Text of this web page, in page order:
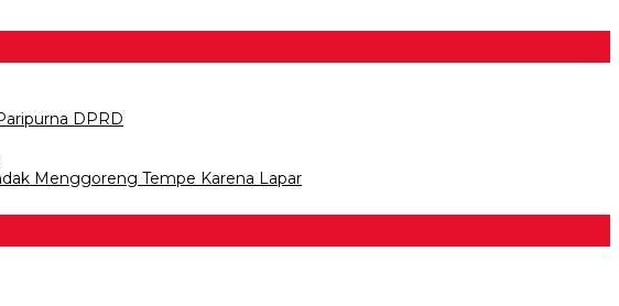
DPRD
Menggoreng Tempe Karena Lapar